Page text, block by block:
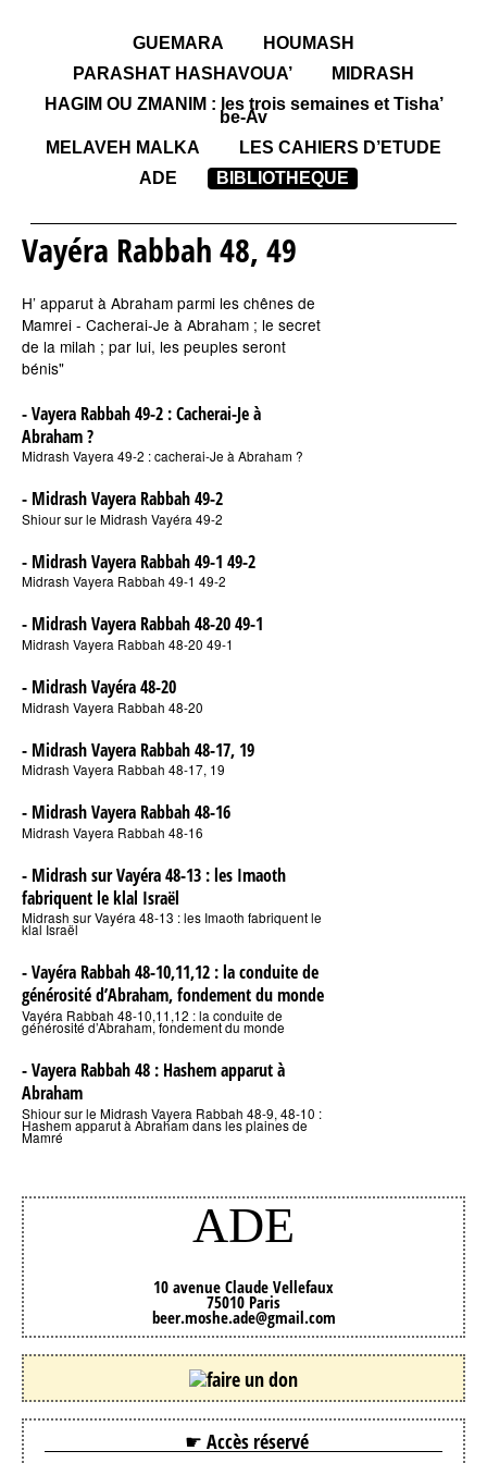
GUEMARA
HOUMASH
PARASHAT HASHAVOUA’
MIDRASH
HAGIM OU ZMANIM : les trois semaines et Tisha’
be-Av
MELAVEH MALKA
LES CAHIERS D’ETUDE
ADE
BIBLIOTHEQUE
Vayéra Rabbah 48, 49
H’ apparut à Abraham parmi les chênes de
Mamrei - Cacherai-Je à Abraham ; le secret
de la milah ; par lui, les peuples seront
bénis"
- Vayera Rabbah 49-2 : Cacherai-Je à
Abraham ?
Midrash Vayera 49-2 : cacherai-Je à Abraham ?
- Midrash Vayera Rabbah 49-2
Shiour sur le Midrash Vayéra 49-2
- Midrash Vayera Rabbah 49-1 49-2
Midrash Vayera Rabbah 49-1 49-2
- Midrash Vayera Rabbah 48-20 49-1
Midrash Vayera Rabbah 48-20 49-1
- Midrash Vayéra 48-20
Midrash Vayera Rabbah 48-20
- Midrash Vayera Rabbah 48-17, 19
Midrash Vayera Rabbah 48-17, 19
- Midrash Vayera Rabbah 48-16
Midrash Vayera Rabbah 48-16
- Midrash sur Vayéra 48-13 : les Imaoth
fabriquent le klal Israël
Midrash sur Vayéra 48-13 : les Imaoth fabriquent le
klal Israël
- Vayéra Rabbah 48-10,11,12 : la conduite de
générosité d’Abraham, fondement du monde
Vayéra Rabbah 48-10,11,12 : la conduite de
générosité d’Abraham, fondement du monde
- Vayera Rabbah 48 : Hashem apparut à
Abraham
Shiour sur le Midrash Vayera Rabbah 48-9, 48-10 :
Hashem apparut à Abraham dans les plaines de
Mamré
ADE
10 avenue Claude Vellefaux
75010 Paris
beer.moshe.ade@gmail.com
☛ Accès réservé